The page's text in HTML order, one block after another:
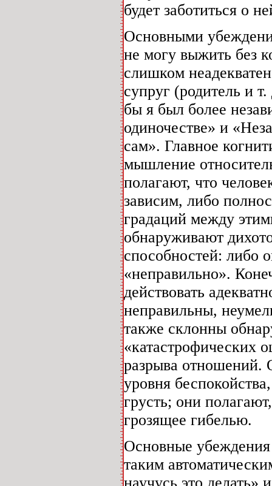
будет заботиться о
Основными
не могу выжить без
слишком
супруг (родитель и
бы я был более
одиночестве» и
сам». Главное
мышление
полагают, что
зависим, либо
градаций между
обнаруживают
способностей: либо
«неправильно».
действовать
неправильны,
также склонны
«катастрофических
разрыва отношений.
уровня
грусть; они
грозящее гибелью.
Основные
таким